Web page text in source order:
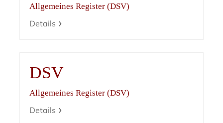
Allgemeines Register (DSV)
Details
DSV
Allgemeines Register (DSV)
Details